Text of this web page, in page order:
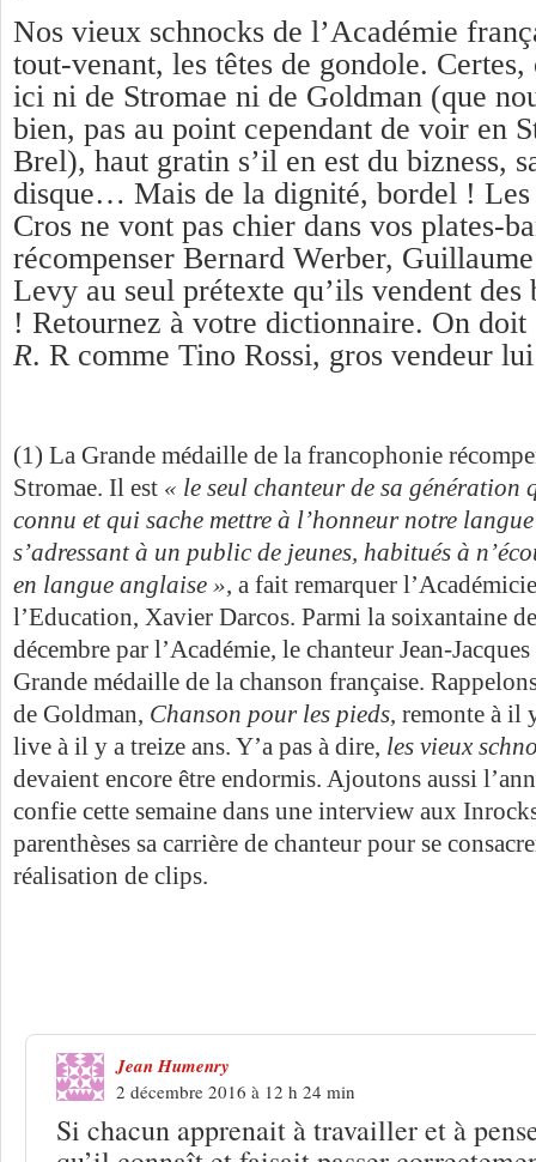
Nos vieux schnocks de l’Académie
tout-venant, les têtes de gondole.
ici ni de Stromae ni de Goldman (que
bien, pas au point cependant de voir en
Brel), haut gratin s’il en est du bizness,
disque… Mais de la dignité, bordel ! Les
Cros ne vont pas chier dans vos plates-
récompenser Bernard Werber,
Levy au seul prétexte qu’ils vendent des
! Retournez à votre dictionnaire. On doit
R. R comme Tino Rossi, gros vendeur
(1) La Grande médaille de la francophonie
Stromae. Il est « le seul chanteur de sa génération
connu et qui sache mettre à l’honneur notre langue
s’adressant à un public de jeunes, habitués à
en langue anglaise », a fait remarquer
l’Education, Xavier Darcos. Parmi la soixantaine
décembre par l’Académie, le chanteur Jean-
Grande médaille de la chanson française.
de Goldman, Chanson pour les pieds, remonte à il
live à il y a treize ans. Y’a pas à dire, les vieux
devaient encore être endormis. Ajoutons aussi
confie cette semaine dans une interview aux
parenthèses sa carrière de chanteur pour se
réalisation de clips.
Jean Humenry
2 décembre 2016 à 12 h 24 min
Si chacun apprenait à travailler et à